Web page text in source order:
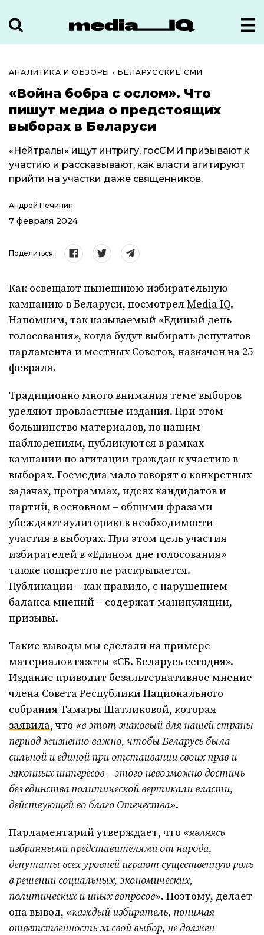
АНАЛИТИКА И ОБЗОРЫ •БЕЛАРУССКИЕ СМИ
«Война бобра с ослом». Что
пишут медиа о предстоящих
выборах в Беларуси
«Нейтралы» ищут интригу, госСМИ призывают к
участию и рассказывают, как власти агитируют
прийти на участки даже священников.
Андрей Печинин
7 февраля 2024
Поделиться:
Как освещают нынешнюю избирательную
кампанию в Беларуси, посмотрел Media IQ.
Напомним, так называемый «Единый день
голосования», когда будут выбирать депутатов
парламента и местных Советов, назначен на 25
февраля.
Традиционно много внимания теме выборов
уделяют провластные издания. При этом
большинство материалов, по нашим
наблюдениям, публикуются в рамках
кампании по агитации граждан к участию в
выборах. Госмедиа мало говорят о конкретных
задачах, программах, идеях кандидатов и
партий, в основном – общими фразами
убеждают аудиторию в необходимости
участия в выборах. При этом цель участия
избирателей в «Едином дне голосования»
также конкретно не раскрывается.
Публикации – как правило, с нарушением
баланса мнений – содержат манипуляции,
призывы.
Такие выводы мы сделали на примере
материалов газеты «СБ. Беларусь сегодня».
Издание приводит безальтернативное мнение
члена Совета Республики Национального
собрания Тамары Шатликовой, которая
заявила, что «в этот знаковый для нашей страны
период жизненно важно, чтобы Беларусь была
сильной и единой при отстаивании своих прав и
законных интересов – этого невозможно достичь
без единства политической вертикали власти,
действующей во благо Отечества».
Парламентарий утверждает, что «являясь
избранными представителями от народа,
депутаты всех уровней играют существенную роль
в решении социальных, экономических,
политических и иных вопросов». Поэтому, делает
она вывод, «каждый избиратель, понимая
ответственность за свой выбор, не должен